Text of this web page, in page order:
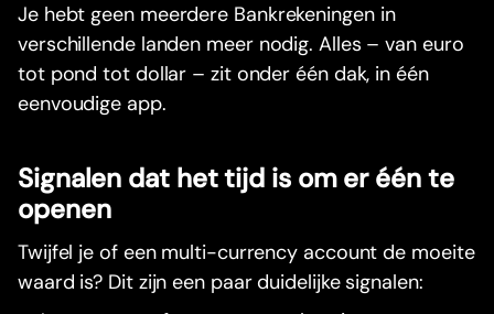
Je hebt geen meerdere Bankrekeningen in
verschillende landen meer nodig. Alles – van euro
tot pond tot dollar – zit onder één dak, in één
eenvoudige app.
Signalen dat het tijd is om er één te
openen
Twijfel je of een multi-currency account de moeite
waard is? Dit zijn een paar duidelijke signalen: